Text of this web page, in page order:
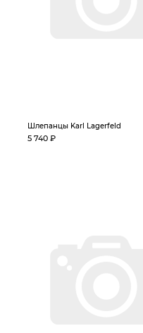
Шлепанцы Karl Lagerfeld
5 740 ₽